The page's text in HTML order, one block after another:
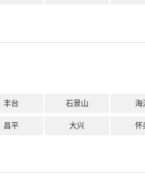
丰台 石景山 海
昌平 大兴 怀